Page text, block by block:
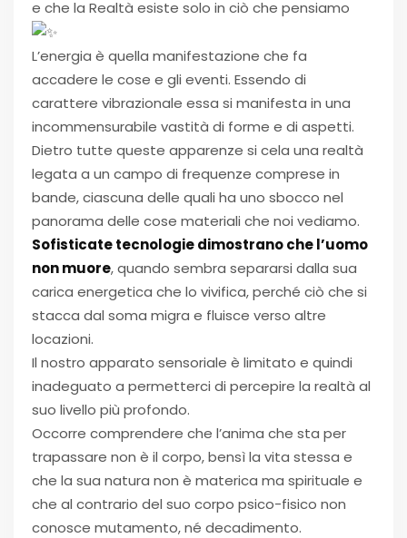
e che la Realtà esiste solo in ciò che pensiamo
L’energia è quella manifestazione che fa
accadere le cose e gli eventi. Essendo di
carattere vibrazionale essa si manifesta in una
incommensurabile vastità di forme e di aspetti.
Dietro tutte queste apparenze si cela una realtà
legata a un campo di frequenze comprese in
bande, ciascuna delle quali ha uno sbocco nel
panorama delle cose materiali che noi vediamo.
Sofisticate tecnologie dimostrano che l’uomo
non muore, quando sembra separarsi dalla sua
carica energetica che lo vivifica, perché ciò che si
stacca dal soma migra e fluisce verso altre
locazioni.
Il nostro apparato sensoriale è limitato e quindi
inadeguato a permetterci di percepire la realtà al
suo livello più profondo.
Occorre comprendere che l’anima che sta per
trapassare non è il corpo, bensì la vita stessa e
che la sua natura non è materica ma spirituale e
che al contrario del suo corpo psico-fisico non
conosce mutamento, né decadimento.